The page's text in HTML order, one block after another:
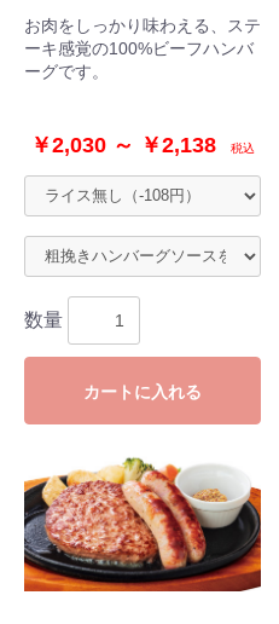
お肉をしっかり味わえる、ステ
ーキ感覚の100%ビーフハンバ
ーグです。
￥2,030 ～ ￥2,138 税込
数量
カートに入れる